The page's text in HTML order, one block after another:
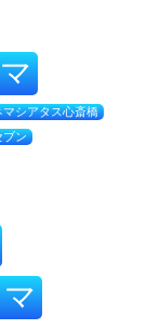
シアタス心斎橋
ブン